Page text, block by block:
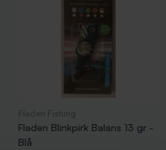
Fladen Blinkpirk Balans 13 gr -
Blå